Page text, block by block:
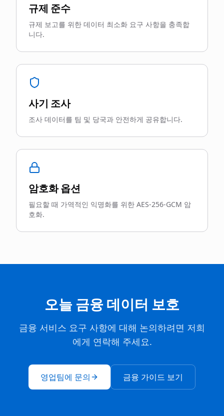
규제 준수
규제 보고를 위한 데이터 최소화 요구 사항을 충족합
니다.
사기 조사
조사 데이터를 팀 및 당국과 안전하게 공유합니다.
암호화 옵션
필요할 때 가역적인 익명화를 위한 AES-256-GCM 암
호화.
오늘 금융 데이터 보호
금융 서비스 요구 사항에 대해 논의하려면 저희
에게 연락해 주세요.
영업팀에 문의 금융 가이드 보기